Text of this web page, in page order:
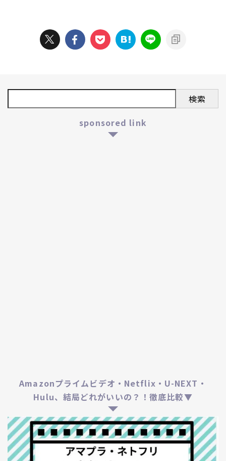
検索
sponsored link
Amazonプライムビデオ・Netflix・U-NEXT・
Hulu、結局どれがいいの？！徹底比較▼